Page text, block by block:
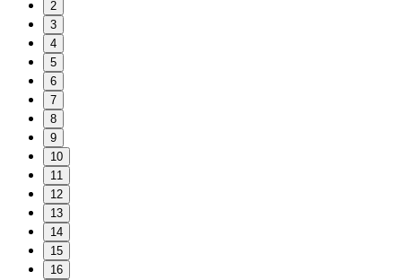
2
3
4
5
6
7
8
9
10
11
12
13
14
15
16